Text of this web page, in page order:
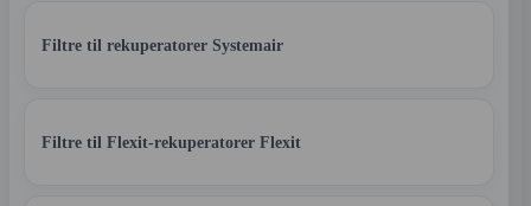
Filtre til rekuperatorer Systemair
Filtre til Flexit-rekuperatorer Flexit